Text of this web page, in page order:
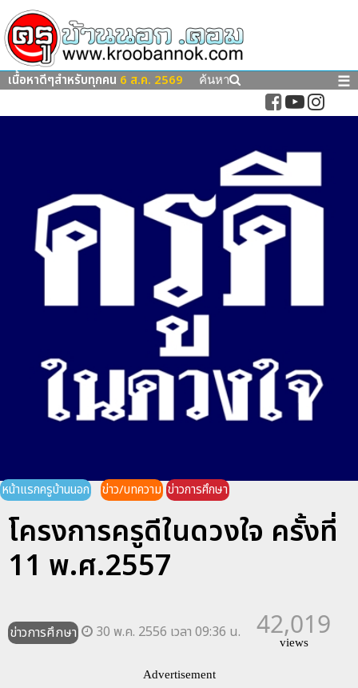
เนื้อหาดีๆสำหรับทุกคน 6 ส.ค. 2569 ค้นหา ☰
หน้าแรกครูบ้านนอก ข่าว/บทความ ข่าวการศึกษา
โครงการครูดีในดวงใจ ครั้งที่
11 พ.ศ.2557
ข่าวการศึกษา 30 พ.ค. 2556 เวลา 09:36 น. 42,019
views
Advertisement